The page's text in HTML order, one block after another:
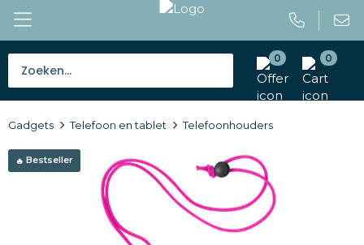
0 0
Tassen
Caps en mutsen
Gadgets Telefoon en tablet Telefoonhouders
Bestseller